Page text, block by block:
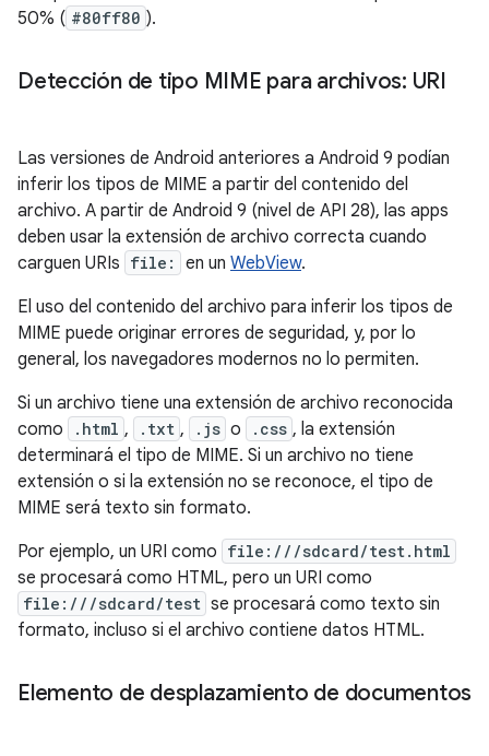
50% ( #80ff80 ).
Detección de tipo MIME para archivos: URI
Las versiones de Android anteriores a Android 9 podían
inferir los tipos de MIME a partir del contenido del
archivo. A partir de Android 9 (nivel de API 28), las apps
deben usar la extensión de archivo correcta cuando
carguen URIs file: en un WebView.
El uso del contenido del archivo para inferir los tipos de
MIME puede originar errores de seguridad, y, por lo
general, los navegadores modernos no lo permiten.
Si un archivo tiene una extensión de archivo reconocida
como
.html , .txt , .js o .css , la extensión
determinará el tipo de MIME. Si un archivo no tiene
extensión o si la extensión no se reconoce, el tipo de
MIME será texto sin formato.
Por ejemplo, un URI como file:///sdcard/test.html
se procesará como HTML, pero un URI como
file:///sdcard/test se procesará como texto sin
formato, incluso si el archivo contiene datos HTML.
Elemento de desplazamiento de documentos